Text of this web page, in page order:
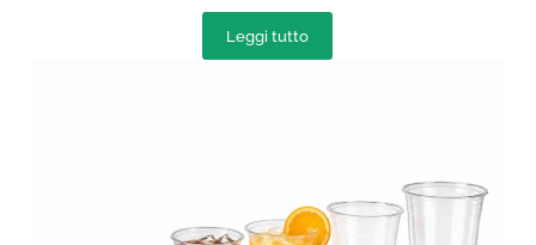
Leggi tutto